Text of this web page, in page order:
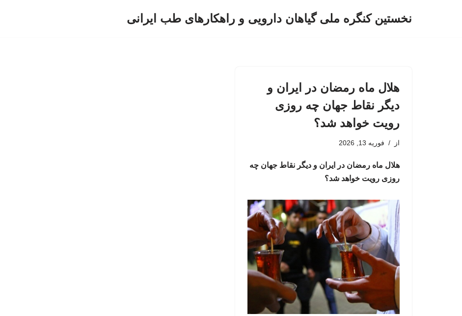
نخستین کنگره ملی گیاهان دارویی و راهکارهای طب ایرانی
هلال ماه رمضان در ایران و
دیگر نقاط جهان چه روزی
رویت خواهد شد؟
از فوریه 13, 2026
هلال ماه رمضان در ایران و دیگر نقاط جهان چه
روزی رویت خواهد شد؟